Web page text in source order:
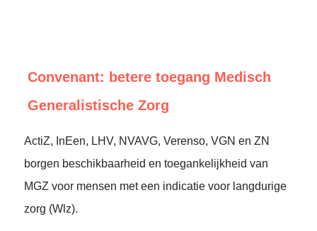
Convenant: betere toegang Medisch
Generalistische Zorg
ActiZ, InEen, LHV, NVAVG, Verenso, VGN en ZN
borgen beschikbaarheid en toegankelijkheid van
MGZ voor mensen met een indicatie voor langdurige
zorg (Wlz).